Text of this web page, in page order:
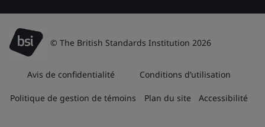
© The British Standards Institution 2026
Avis de confidentialité Conditions d’utilisation
Politique de gestion de témoins Plan du site Accessibilité